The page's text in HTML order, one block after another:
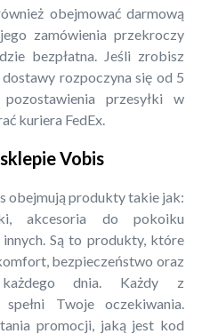
obejmować darmową
zamówienia przekroczy
bezpłatna. Jeśli zrobisz
rozpoczyna się od 5
przesyłki w
kuriera FedEx.
Vobis
obejmują produkty takie jak:
akcesoria do pokoiku
Są to produkty, które
bezpieczeństwo oraz
dnia. Każdy z
Twoje oczekiwania.
promocji, jaką jest kod